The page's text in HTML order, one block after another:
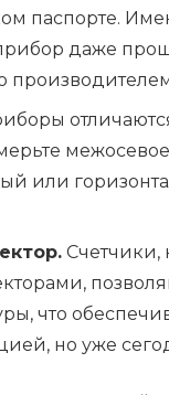
паспорте.
даже
или
Счетчики,
что
но уже